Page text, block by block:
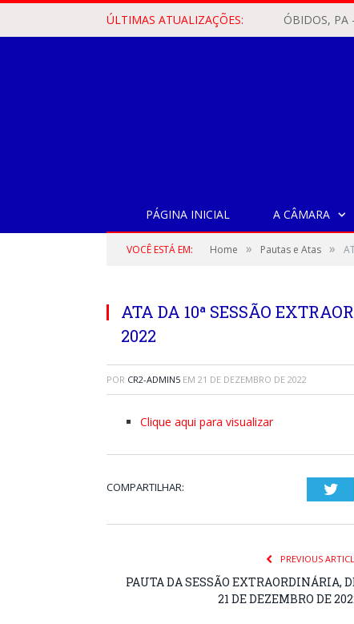
ÚLTIMAS ATUALIZAÇÕES:
PÁGINA INICIAL A CÂMARA
VOCÊ ESTÁ EM: Home » Pautas e Atas »
ATA DA 10ª SESSÃO
2022
POR CR2-ADMIN5 EM 21 DE DEZEMBRO DE 2022
Clique aqui para visualizar
COMPARTILHAR:
PREVIOUS
PAUTA DA SESSÃO EXTRAORDINÁRIA,
21 DE DEZEMBRO DE